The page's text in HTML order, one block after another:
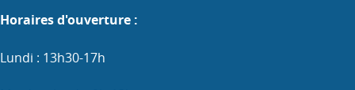
Horaires d'ouverture :
Lundi : 13h30-17h